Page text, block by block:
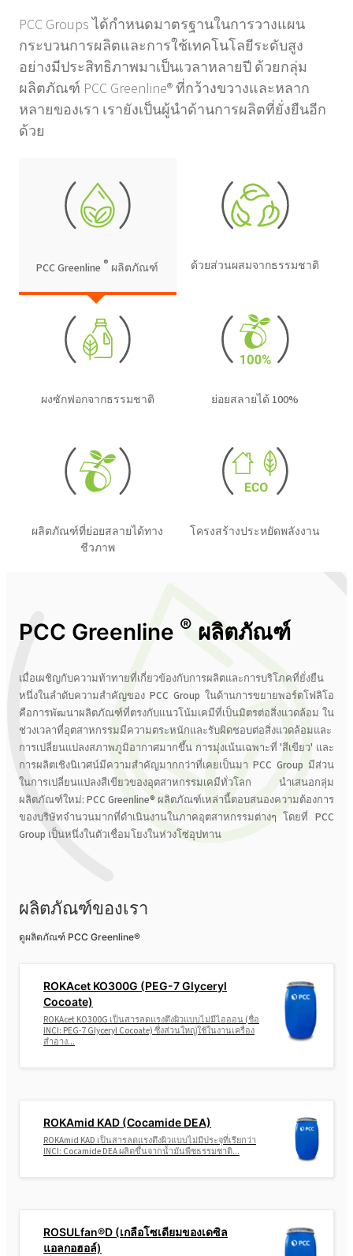
PCC Groups ได้กำหนดมาตรฐานในการวางแผน
กระบวนการผลิตและการใช้เทคโนโลยีระดับสูง
อย่างมีประสิทธิภาพมาเป็นเวลาหลายปี ด้วยกลุ่ม
ผลิตภัณฑ์ PCC Greenline® ที่กว้างขวางและหลาก
หลายของเรา เรายังเป็นผู้นำด้านการผลิตที่ยั่งยืนอีก
ด้วย
PCC Greenline ® ผลิตภัณฑ์ ด้วยส่วนผสมจากธรรมชาติ
ผงซักฟอกจากธรรมชาติ ย่อยสลายได้ 100%
ผลิตภัณฑ์ที่ย่อยสลายได้ทาง
ชีวภาพ
โครงสร้างประหยัดพลังงาน
PCC Greenline ® ผลิตภัณฑ์
เมื่อเผชิญกับความท้าทายที่เกี่ยวข้องกับการผลิตและการบริโภคที่ยั่งยืน
หนึ่งในลำดับความสำคัญของ PCC Group ในด้านการขยายพอร์ตโฟลิโอ
คือการพัฒนาผลิตภัณฑ์ที่ตรงกับแนวโน้มเคมีที่เป็นมิตรต่อสิ่งแวดล้อม ใน
ช่วงเวลาที่อุตสาหกรรมมีความตระหนักและรับผิดชอบต่อสิ่งแวดล้อมและ
การเปลี่ยนแปลงสภาพภูมิอากาศมากขึ้น การมุ่งเน้นเฉพาะที่ 'สีเขียว' และ
การผลิตเชิงนิเวศน์มีความสำคัญมากกว่าที่เคยเป็นมา PCC Group มีส่วน
ในการเปลี่ยนแปลงสีเขียวของอุตสาหกรรมเคมีทั่วโลก นำเสนอกลุ่ม
ผลิตภัณฑ์ใหม่: PCC Greenline® ผลิตภัณฑ์เหล่านี้ตอบสนองความต้องการ
ของบริษัทจำนวนมากที่ดำเนินงานในภาคอุตสาหกรรมต่างๆ โดยที่ PCC
Group เป็นหนึ่งในตัวเชื่อมโยงในห่วงโซ่อุปทาน
ผลิตภัณฑ์ของเรา
ดูผลิตภัณฑ์ PCC Greenline®
ROKAcet KO300G (PEG-7 Glyceryl
Cocoate)
ROKAcet KO300G เป็นสารลดแรงตึงผิวแบบไม่มีไอออน (ชื่อ
INCI: PEG-7 Glyceryl Cocoate) ซึ่งส่วนใหญ่ใช้ในงานเครื่อง
สำอาง...
ROKAmid KAD (Cocamide DEA)
ROKAmid KAD เป็นสารลดแรงตึงผิวแบบไม่มีประจุที่เรียกว่า
INCI: Cocamide DEA ผลิตขึ้นจากน้ำมันพืชธรรมชาติ...
ROSULfan®D (เกลือโซเดียมของเดซิล
แอลกอฮอล์)